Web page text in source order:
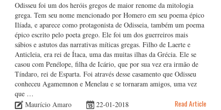
Odisseu foi um dos heróis gregos de maior renome da mitologia
grega. Tem seu nome mencionado por Homero em seu poema épico
Ilíada, e aparece como protagonista de Odisseia, também um poema
épico escrito pelo poeta grego. Ele foi um dos guerreiros mais
sábios e astutos das narrativas míticas gregas. Filho de Laerte e
Anticleia, era rei de Ítaca, uma das muitas ilhas da Grécia. Ele se
casou com Penélope, filha de Icário, que por sua vez era irmão de
Tíndaro, rei de Esparta. Foi através desse casamento que Odisseu
conheceu Agamemnon e Menelau e se tornaram amigos, uma vez
que …
Maurício Amaro
22-01-2018 Read Article